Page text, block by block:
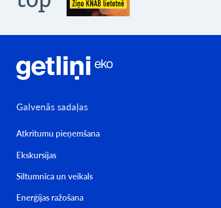
Galvenās sadaļas
Atkritumu pieņemšana
Ekskursijas
Siltumnīca un veikals
Enerģijas ražošana